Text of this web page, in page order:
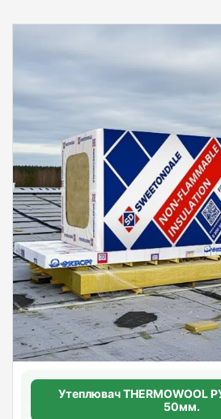
Утеплювач THERMOWOOL
50мм.